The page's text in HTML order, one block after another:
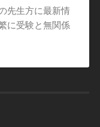
先生方に最新情
に受験と無関係